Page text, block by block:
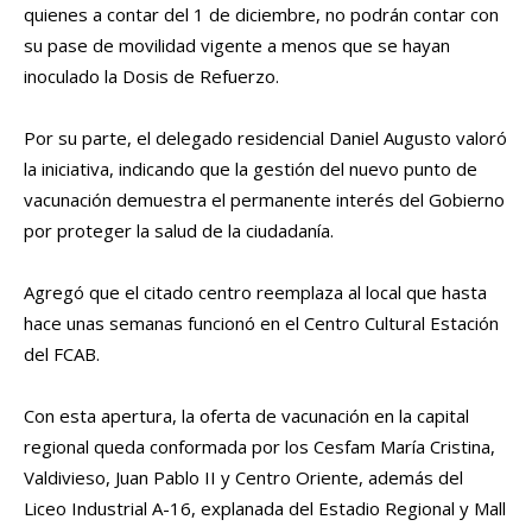
quienes a contar del 1 de diciembre, no podrán contar con
su pase de movilidad vigente a menos que se hayan
inoculado la Dosis de Refuerzo.
Por su parte, el delegado residencial Daniel Augusto valoró
la iniciativa, indicando que la gestión del nuevo punto de
vacunación demuestra el permanente interés del Gobierno
por proteger la salud de la ciudadanía.
Agregó que el citado centro reemplaza al local que hasta
hace unas semanas funcionó en el Centro Cultural Estación
del FCAB.
Con esta apertura, la oferta de vacunación en la capital
regional queda conformada por los Cesfam María Cristina,
Valdivieso, Juan Pablo II y Centro Oriente, además del
Liceo Industrial A-16, explanada del Estadio Regional y Mall